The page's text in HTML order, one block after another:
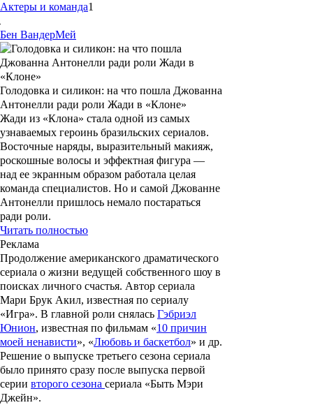
Актеры и команда1
Бен ВандерМей
Голодовка и силикон: на что пошла Джованна
Антонелли ради роли Жади в «Клоне»
Жади из «Клона» стала одной из самых
узнаваемых героинь бразильских сериалов.
Восточные наряды, выразительный макияж,
роскошные волосы и эффектная фигура —
над ее экранным образом работала целая
команда специалистов. Но и самой Джованне
Антонелли пришлось немало постараться
ради роли.
Читать полностью
Реклама
Продолжение американского драматического
сериала о жизни ведущей собственного шоу в
поисках личного счастья. Автор сериала
Мари Брук Акил, известная по сериалу
«Игра». В главной роли снялась Гэбриэл
Юнион, известная по фильмам «10 причин
моей ненависти», «Любовь и баскетбол» и др.
Решение о выпуске третьего сезона сериала
было принято сразу после выпуска первой
серии второго сезона сериала «Быть Мэри
Джейн».